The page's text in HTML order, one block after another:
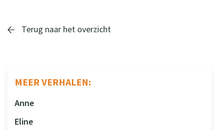
MEER VERHALEN:
Anne
Eline
Terug naar het overzicht